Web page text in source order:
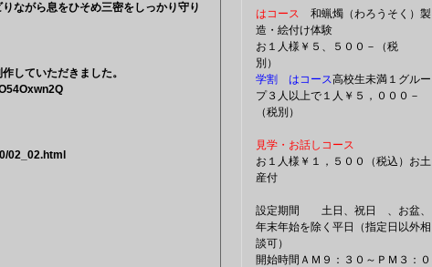
ながら息をひそめ三密をしっかり守り
作していただきました。
02_02.html
はコース 和蝋燭（わろうそく）製
造・絵付け体験
お１人様￥５、５００－（税
別）
学割 はコース高校生未満１グルー
プ３人以上で１人￥５，０００－
（税別）
見学・お話しコース
お１人様￥１，５００（税込）お土
産付
設定期間 土日、祝日 、お盆、
年末年始を除く平日（指定日以外相
談可）
開始時間ＡＭ９：３０～ＰＭ３：０